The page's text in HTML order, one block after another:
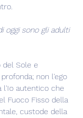
oggi sono gli adulti
del Sole e
non l'ego
l'Io autentico che
Fuoco Fisso della
custode della